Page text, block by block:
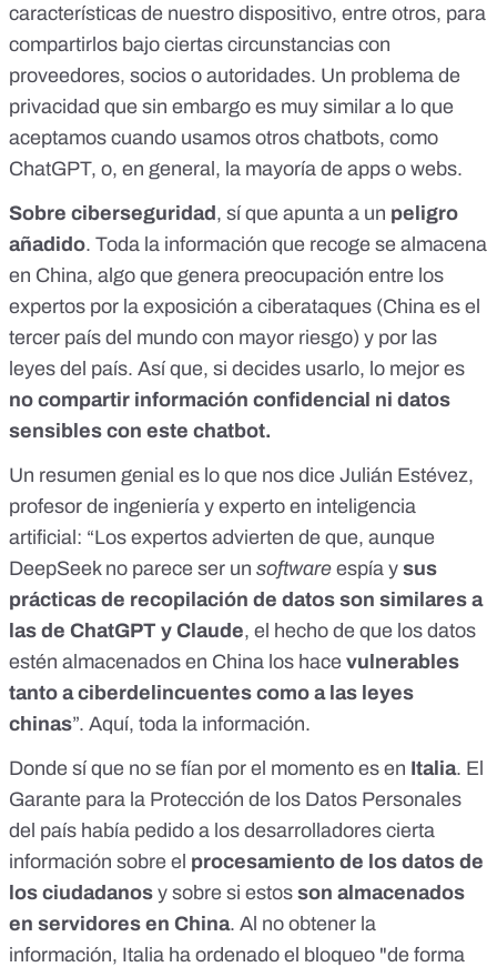
características de nuestro dispositivo, entre otros, para
compartirlos bajo ciertas circunstancias con
proveedores, socios o autoridades. Un problema de
privacidad que sin embargo es muy similar a lo que
aceptamos cuando usamos otros chatbots, como
ChatGPT, o, en general, la mayoría de apps o webs.
Sobre ciberseguridad, sí que apunta a un peligro
añadido. Toda la información que recoge se almacena
en China, algo que genera preocupación entre los
expertos por la exposición a ciberataques (China es el
tercer país del mundo con mayor riesgo) y por las
leyes del país. Así que, si decides usarlo, lo mejor es
no compartir información confidencial ni datos
sensibles con este chatbot.
Un resumen genial es lo que nos dice Julián Estévez,
profesor de ingeniería y experto en inteligencia
artificial: “Los expertos advierten de que, aunque
DeepSeek no parece ser un software espía y sus
prácticas de recopilación de datos son similares a
las de ChatGPT y Claude, el hecho de que los datos
estén almacenados en China los hace vulnerables
tanto a ciberdelincuentes como a las leyes
chinas”. Aquí, toda la información.
Donde sí que no se fían por el momento es en Italia. El
Garante para la Protección de los Datos Personales
del país había pedido a los desarrolladores cierta
información sobre el procesamiento de los datos de
los ciudadanos y sobre si estos son almacenados
en servidores en China. Al no obtener la
información, Italia ha ordenado el bloqueo "de forma